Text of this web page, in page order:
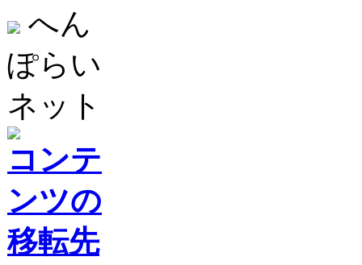
へん
ぽらい
ネット
コンテ
ンツの
移転先